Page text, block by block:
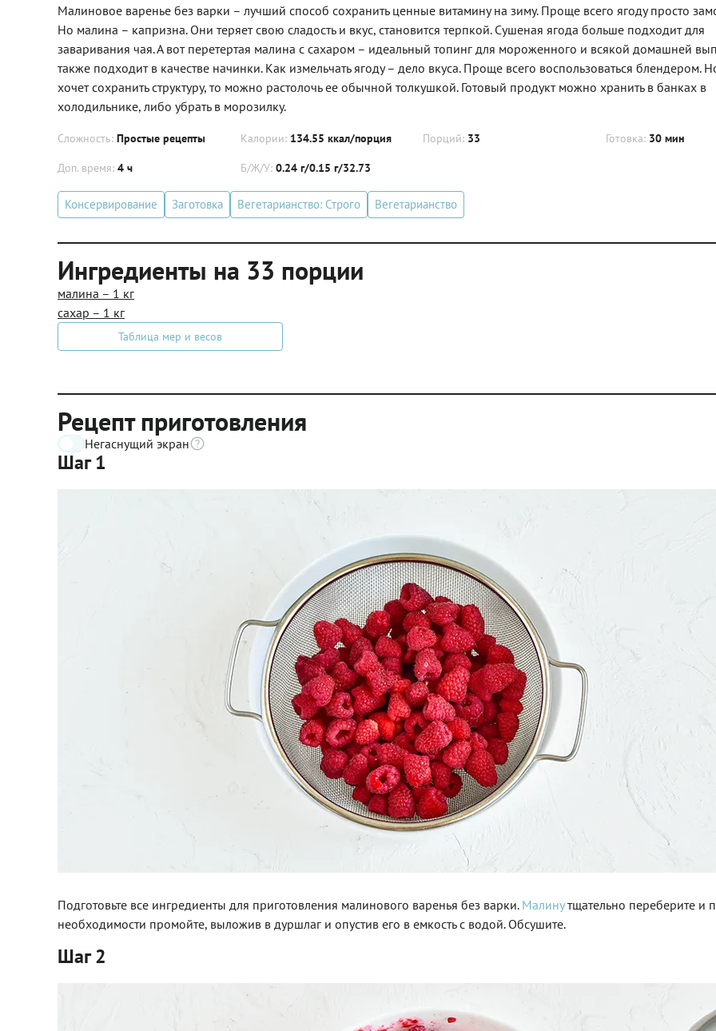
Малиновое варенье без варки – лучший способ сохранить ценные витамину на зиму. Проще всего ягоду просто
Но малина – капризна. Они теряет свою сладость и вкус, становится терпкой. Сушеная ягода больше подходит для
заваривания чая. А вот перетертая малина с сахаром – идеальный топинг для мороженного и всякой домашней
также подходит в качестве начинки. Как измельчать ягоду – дело вкуса. Проще всего воспользоваться блендером.
хочет сохранить структуру, то можно растолочь ее обычной толкушкой. Готовый продукт можно хранить в банках в
холодильнике, либо убрать в морозилку.
Сложность: Простые рецепты Калории: 134.55 ккал/порция Порций: 33 Готовка: 30 мин
Доп. время: 4 ч Б/Ж/У: 0.24 г/0.15 г/32.73
Консервирование Заготовка Вегетарианство: Строго Вегетарианство
Ингредиенты на 33 порции
малина – 1 кг
сахар – 1 кг
Таблица мер и весов
Рецепт приготовления
Негаснущий экран
Шаг 1
Подготовьте все ингредиенты для приготовления малинового варенья без варки. Малинутщательно переберите и
необходимости промойте, выложив в дуршлаг и опустив его в емкость с водой. Обсушите.
Шаг 2